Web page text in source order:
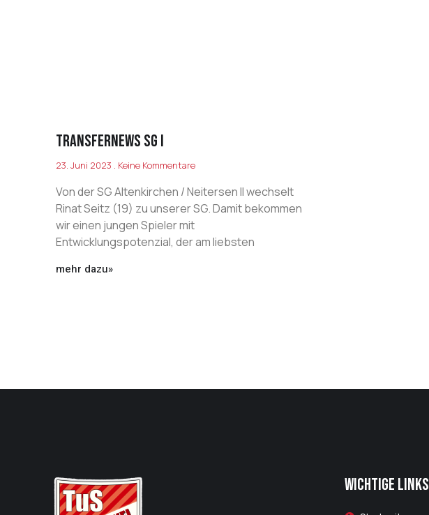
Transfernews SG I
23. Juni 2023 Keine Kommentare
Von der SG Altenkirchen / Neitersen II wechselt
Rinat Seitz (19) zu unserer SG. Damit bekommen
wir einen jungen Spieler mit
Entwicklungspotenzial, der am liebsten
mehr dazu»
Wichtige Links